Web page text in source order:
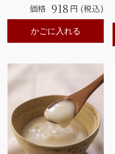
価格 918 円 (税込)
かごに入れる